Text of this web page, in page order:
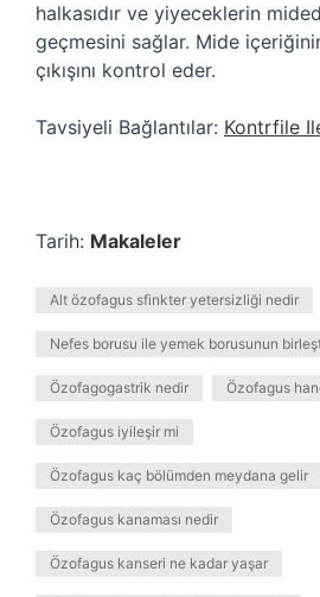
halkasıdır ve yiyeceklerin
geçmesini sağlar. Mide
çıkışını kontrol eder.
Tavsiyeli Bağlantılar: Kontrfile
Tarih: Makaleler
Alt özofagus sfinkter yetersizliği nedir
Nefes borusu ile yemek borusunun
Özofagogastrik nedir Özofagus
Özofagus iyileşir mi
Özofagus kaç bölümden meydana gelir
Özofagus kanaması nedir
Özofagus kanseri ne kadar yaşar